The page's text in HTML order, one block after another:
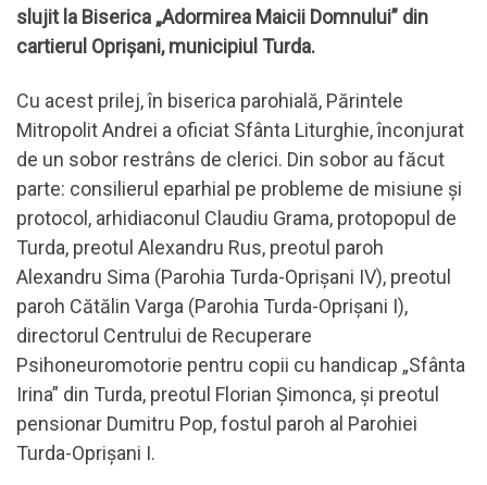
slujit la Biserica „Adormirea Maicii Domnului” din
cartierul Oprișani, municipiul Turda.
Cu acest prilej, în biserica parohială, Părintele
Mitropolit Andrei a oficiat Sfânta Liturghie, înconjurat
de un sobor restrâns de clerici. Din sobor au făcut
parte: consilierul eparhial pe probleme de misiune și
protocol, arhidiaconul Claudiu Grama, protopopul de
Turda, preotul Alexandru Rus, preotul paroh
Alexandru Sima (Parohia Turda-Oprișani IV), preotul
paroh Cătălin Varga (Parohia Turda-Oprișani I),
directorul Centrului de Recuperare
Psihoneuromotorie pentru copii cu handicap „Sfânta
Irina” din Turda, preotul Florian Șimonca, și preotul
pensionar Dumitru Pop, fostul paroh al Parohiei
Turda-Oprișani I.